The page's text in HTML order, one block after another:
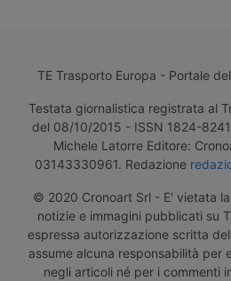
TE Trasporto Europa - Portale
Testata giornalistica registrata al
del 08/10/2015 - ISSN 1824-
Michele Latorre Editore:
03143330961. Redazione
© 2020 Cronoart Srl - E' vietata
notizie e immagini pubblicati su
espressa autorizzazione scritta
assume alcuna responsabilità per
negli articoli né per i commenti